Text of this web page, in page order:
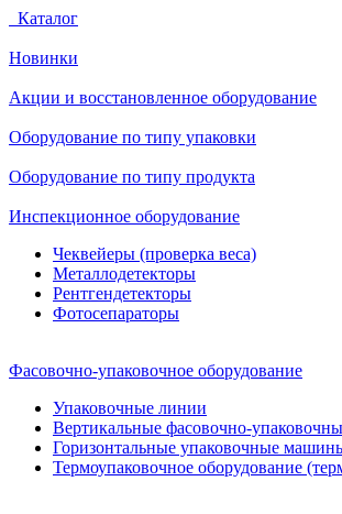
Каталог
Новинки
Акции и восстановленное оборудование
Оборудование по типу упаковки
Оборудование по типу продукта
Инспекционное оборудование
Чеквейеры (проверка веса)
Металлодетекторы
Рентгендетекторы
Фотосепараторы
Фасовочно-упаковочное оборудование
Упаковочные линии
Вертикальные фасовочно-
Горизонтальные упаковочные
Термоупаковочное оборудование